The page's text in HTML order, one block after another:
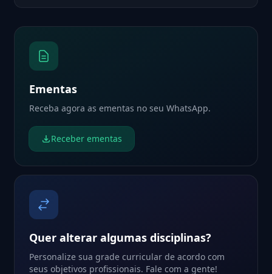
Ementas
Receba agora as ementas no seu WhatsApp.
Receber ementas
Quer alterar algumas disciplinas?
Personalize sua grade curricular de acordo com
seus objetivos profissionais. Fale com a gente!